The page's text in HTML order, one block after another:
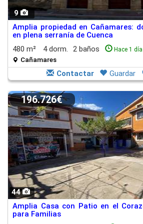
9
Amplia propiedad en Cañamares:
en plena serranía de Cuenca
480 m²
4 dorm. 2 baños Hace 1 día
Cañamares
Contactar Guardar
44
196.726€
Amplia Casa con Patio en el
para Familias